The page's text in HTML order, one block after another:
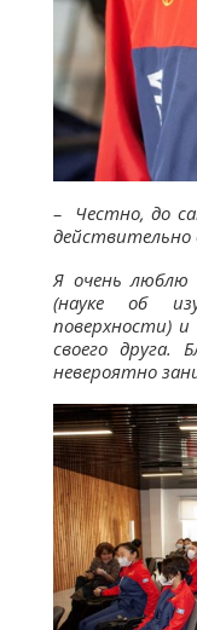
– Честно, до
действительно
Я очень люблю
(науке об
поверхности) и
своего друга.
невероятно